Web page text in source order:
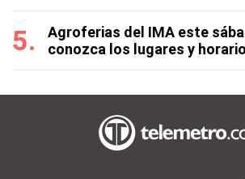
Agroferias del IMA este
conozca los lugares y